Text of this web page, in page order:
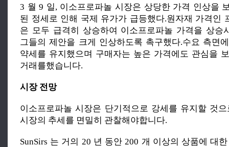
3 월 9 일, 이소프로파놀 시장은 상당한 가격 인상을
된 정세로 인해 국제 유가가 급등했다.원자재 가격인
은 모두 급격히 상승하여 이소프로파놀 가격을 상승
그들의 제안을 크게 인상하도록 촉구했다.수요 측면
약세를 유지했으며 구매자는 높은 가격에도 관심을
거래를했습니다.
시장 전망
이소프로파놀 시장은 단기적으로 강세를 유지할 것
시장의 추세를 면밀히 관찰해야합니다.
SunSirs 는 거의 20 년 동안 200 개 이상의 상품에 대